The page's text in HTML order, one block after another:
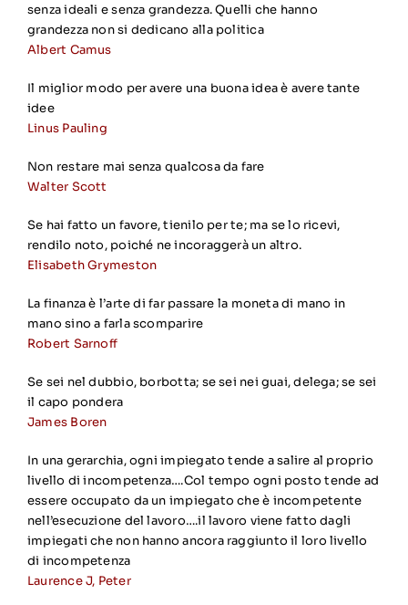
senza ideali e senza grandezza. Quelli che hanno
grandezza non si dedicano alla politica
Albert Camus
Il miglior modo per avere una buona idea è avere tante
idee
Linus Pauling
Non restare mai senza qualcosa da fare
Walter Scott
Se hai fatto un favore, tienilo per te; ma se lo ricevi,
rendilo noto, poiché ne incoraggerà un altro.
Elisabeth Grymeston
La finanza è l’arte di far passare la moneta di mano in
mano sino a farla scomparire
Robert Sarnoff
Se sei nel dubbio, borbotta; se sei nei guai, delega; se sei
il capo pondera
James Boren
In una gerarchia, ogni impiegato tende a salire al proprio
livello di incompetenza….Col tempo ogni posto tende ad
essere occupato da un impiegato che è incompetente
nell’esecuzione del lavoro….il lavoro viene fatto dagli
impiegati che non hanno ancora raggiunto il loro livello
di incompetenza
Laurence J, Peter